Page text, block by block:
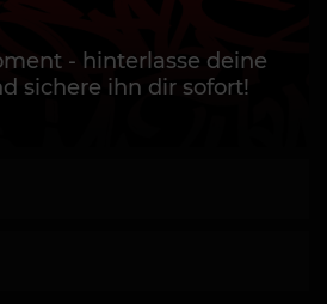
- hinterlasse deine
sichere ihn dir sofort!